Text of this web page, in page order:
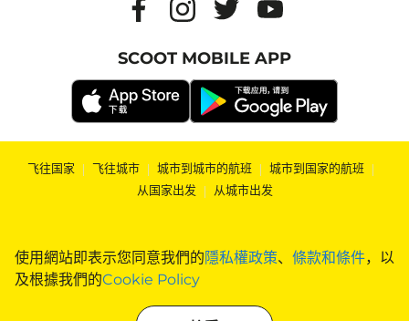
使用網站即表示您同意我們的隱私權政策、 條款和條件，以
及根據我們的Cookie Policy
SCOOT MOBILE APP
飞往国家 | 飞往城市 | 城市到城市的航班 | 城市到国家的航班 |
从国家出发 | 从城市出发